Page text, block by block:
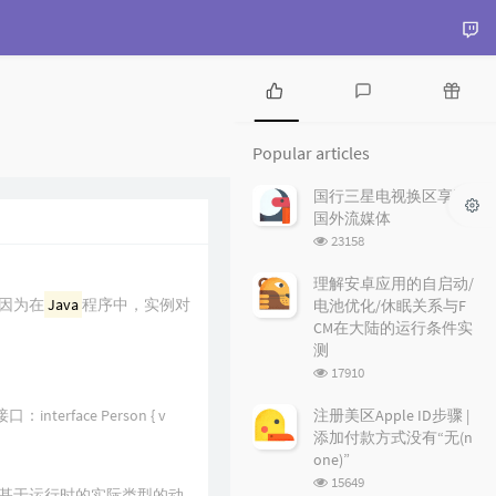
为在 Java程序中，实例对
：interface Person { v
P
p
u
l
a
a
r
t
e
s
t
e
s
t
o
m
m
e
n
s
d
r
t
i
c
s
Popular articles
国行三星电视换区享受
国外流媒体
浏
次
数:
23158
理解安卓应用的自启动/
电池优化/休眠关系与F
CM在大陆的运行条件实
测
浏
次
数:
17910
注册美区Apple ID步骤 |
添加付款方式没有“无(n
one)”
浏
15649